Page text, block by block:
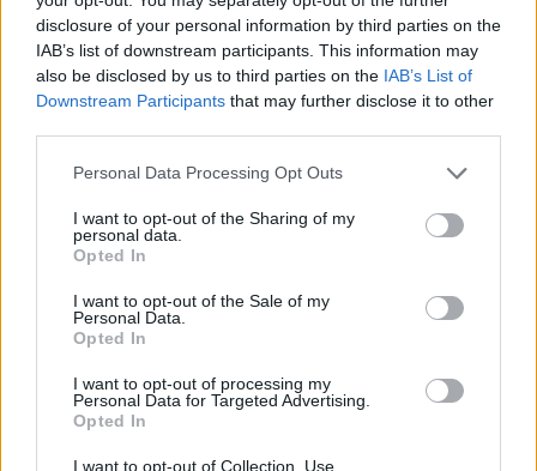
disclosure of your personal information by third parties on the
IAB’s list of downstream participants. This information may
also be disclosed by us to third parties on the IAB’s List of
Downstream Participants that may further disclose it to other
Personal Data Processing Opt Outs
I want to opt-out of the Sharing of my
personal data.
Opted In
I want to opt-out of the Sale of my
Personal Data.
Opted In
I want to opt-out of processing my
Personal Data for Targeted Advertising.
Opted In
I want to opt-out of Collection, Use,
Изкуствен интелект за първи път
създаде нови жизнеспособни вируси
07.08.2026 / 15:30